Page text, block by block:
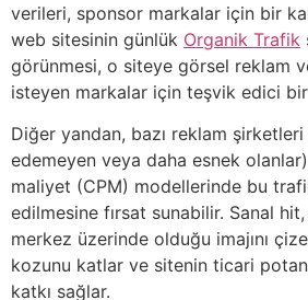
verileri, sponsor markalar için bir
web sitesinin günlük Organik Trafik
görünmesi, o siteye görsel reklam
isteyen markalar için teşvik edici
Diğer yandan, bazı reklam
edemeyen veya daha esnek
maliyet (CPM) modellerinde bu
edilmesine fırsat sunabilir. Sanal
merkez üzerinde olduğu imajını
kozunu katlar ve sitenin ticari
katkı sağlar.